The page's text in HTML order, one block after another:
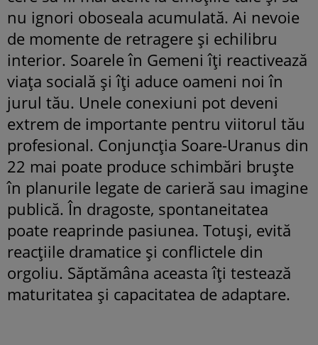
nu ignori oboseala acumulată. Ai nevoie
de momente de retragere și echilibru
interior. Soarele în Gemeni îți reactivează
viața socială și îți aduce oameni noi în
jurul tău. Unele conexiuni pot deveni
extrem de importante pentru viitorul tău
profesional. Conjuncția Soare-Uranus din
22 mai poate produce schimbări bruște
în planurile legate de carieră sau imagine
publică. În dragoste, spontaneitatea
poate reaprinde pasiunea. Totuși, evită
reacțiile dramatice și conflictele din
orgoliu. Săptămâna aceasta îți testează
maturitatea și capacitatea de adaptare.